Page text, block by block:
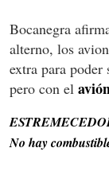
Bocanegra
alterno, los
extra para poder
pero con el
No hay